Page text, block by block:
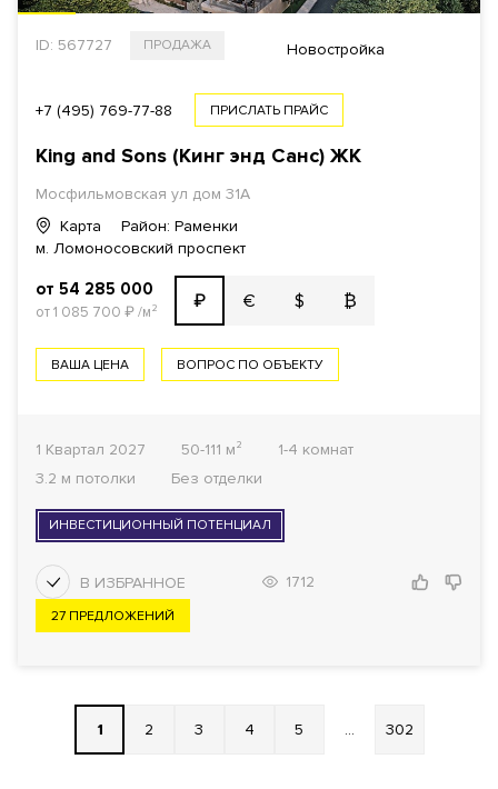
ID: 567727 ПРОДАЖА Новостройка
+7 (495) 769-77-88 ПРИСЛАТЬ ПРАЙС
King and Sons (Кинг энд Санc) ЖК
Мосфильмовская ул дом 31А
Карта
Район: Раменки
м. Ломоносовский проспект
от 54 285 000
от 1 085 700 ₽/м² ₽ € $ ₿
ВАША ЦЕНА ВОПРОС ПО ОБЪЕКТУ
1 Квартал 2027 50-111 м²
1-4 комнат
3.2 м потолки
Без отделки
ИНВЕСТИЦИОННЫЙ ПОТЕНЦИАЛ
1712
27 ПРЕДЛОЖЕНИЙ
1 2 3 4 5 ... 302